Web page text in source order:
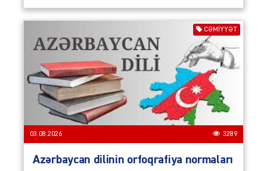
CƏMIYYƏT
03.08.2026 3289
Azərbaycan dilinin orfoqrafiya normaları